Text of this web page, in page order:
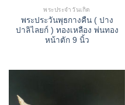
พระประจำวันเกิด
พระประวันพุธกางคืน ( ปาง
ปาลิไลยก์ ) ทองเหลือง พ่นทอง
หน้าตัก 9 นิ้ว